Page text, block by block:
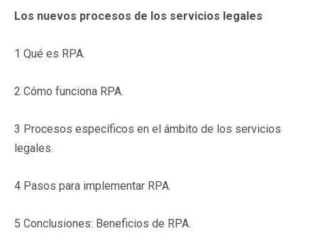
Los nuevos procesos de los servicios legales
1 Qué es RPA.
2 Cómo funciona RPA.
3 Procesos específicos en el ámbito de los servicios
legales.
4 Pasos para implementar RPA.
5 Conclusiones: Beneficios de RPA.